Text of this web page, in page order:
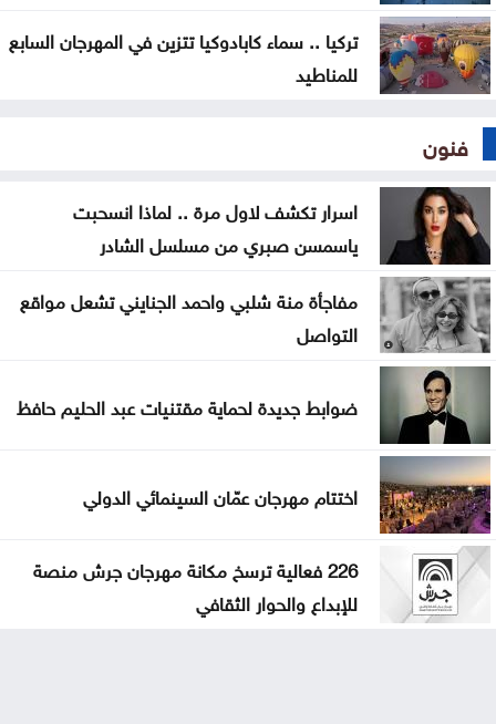
تركيا .. سماء كابادوكيا تتزين في المهرجان السابع
للمناطيد
فنون
اسرار تكشف لاول مرة .. لماذا انسحبت
ياسمسن صبري من مسلسل الشادر
مفاجأة منة شلبي واحمد الجنايني تشعل مواقع
التواصل
ضوابط جديدة لحماية مقتنيات عبد الحليم حافظ
اختتام مهرجان عمّان السينمائي الدولي
226 فعالية ترسخ مكانة مهرجان جرش منصة
للإبداع والحوار الثقافي